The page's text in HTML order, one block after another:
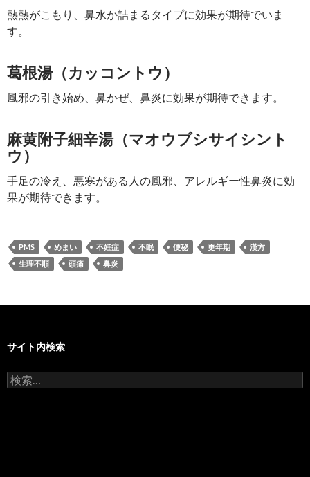
熱熱がこもり、鼻水か詰まるタイプに効果が期待でいま
す。
葛根湯（カッコントウ）
風邪の引き始め、鼻かぜ、鼻炎に効果が期待できます。
麻黄附子細辛湯（マオウブシサイシント
ウ）
手足の冷え、悪寒がある人の風邪、アレルギー性鼻炎に効
果が期待できます。
PMS めまい 不妊症 不眠 便秘 更年期
漢方
生理不順
頭痛 鼻炎
サイト内検索
検
索: